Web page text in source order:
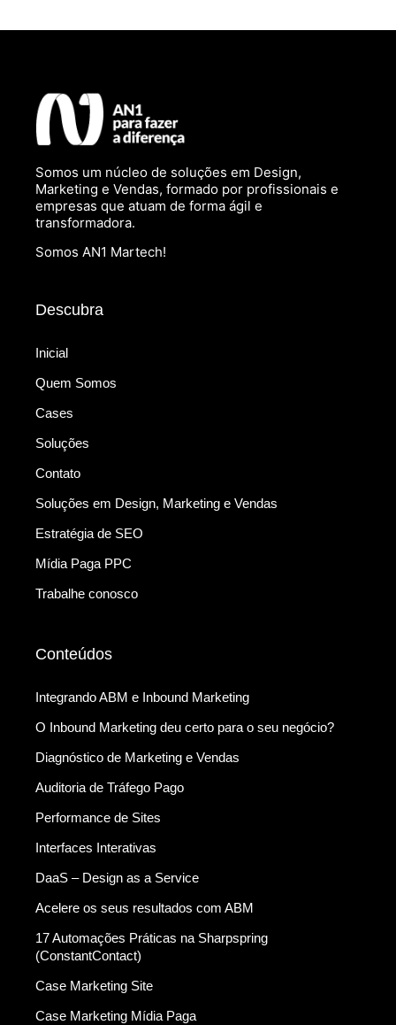
Somos um núcleo de soluções em Design,
Marketing e Vendas, formado por profissionais e
empresas que atuam de forma ágil e
transformadora.
Somos AN1 Martech!
Descubra
Inicial
Quem Somos
Cases
Soluções
Contato
Soluções em Design, Marketing e Vendas
Estratégia de SEO
Mídia Paga PPC
Trabalhe conosco
Conteúdos
Integrando ABM e Inbound Marketing
O Inbound Marketing deu certo para o seu negócio?
Diagnóstico de Marketing e Vendas
Auditoria de Tráfego Pago
Performance de Sites
Interfaces Interativas
DaaS – Design as a Service
Acelere os seus resultados com ABM
17 Automações Práticas na Sharpspring
(ConstantContact)
Case Marketing Site
Case Marketing Mídia Paga